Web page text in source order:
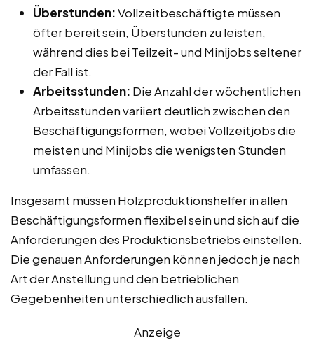
Überstunden:Vollzeitbeschäftigte müssen
öfter bereit sein, Überstunden zu leisten,
während dies bei Teilzeit- und Minijobs seltener
der Fall ist.
Arbeitsstunden: Die Anzahl der wöchentlichen
Arbeitsstunden variiert deutlich zwischen den
Beschäftigungsformen, wobei Vollzeitjobs die
meisten und Minijobs die wenigsten Stunden
umfassen.
Insgesamt müssen Holzproduktionshelfer in allen
Beschäftigungsformen flexibel sein und sich auf die
Anforderungen des Produktionsbetriebs einstellen.
Die genauen Anforderungen können jedoch je nach
Art der Anstellung und den betrieblichen
Gegebenheiten unterschiedlich ausfallen.
Anzeige